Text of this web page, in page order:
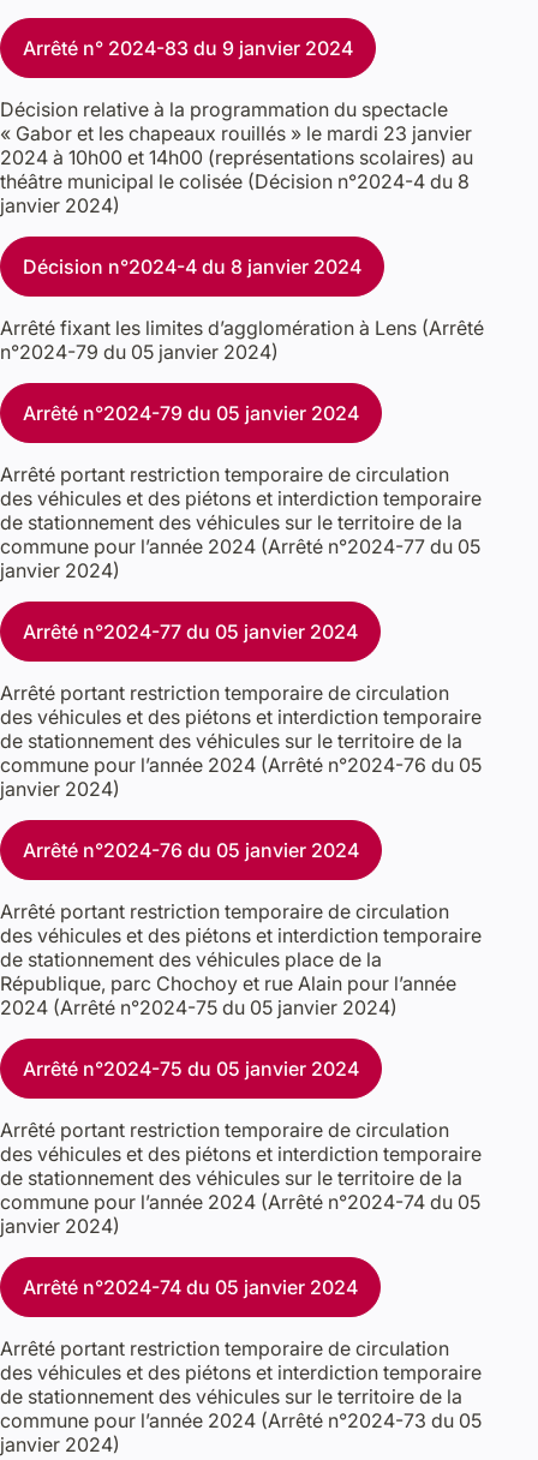
Arrêté n° 2024-83 du 9 janvier 2024
Décision relative à la programmation du spectacle
« Gabor et les chapeaux rouillés » le mardi 23 janvier
2024 à 10h00 et 14h00 (représentations scolaires) au
théâtre municipal le colisée (Décision n°2024-4 du 8
janvier 2024)
Décision n°2024-4 du 8 janvier 2024
Arrêté fixant les limites d’agglomération à Lens (Arrêté
n°2024-79 du 05 janvier 2024)
Arrêté n°2024-79 du 05 janvier 2024
Arrêté portant restriction temporaire de circulation
des véhicules et des piétons et interdiction temporaire
de stationnement des véhicules sur le territoire de la
commune pour l’année 2024 (Arrêté n°2024-77 du 05
janvier 2024)
Arrêté n°2024-77 du 05 janvier 2024
Arrêté portant restriction temporaire de circulation
des véhicules et des piétons et interdiction temporaire
de stationnement des véhicules sur le territoire de la
commune pour l’année 2024 (Arrêté n°2024-76 du 05
janvier 2024)
Arrêté n°2024-76 du 05 janvier 2024
Arrêté portant restriction temporaire de circulation
des véhicules et des piétons et interdiction temporaire
de stationnement des véhicules place de la
République, parc Chochoy et rue Alain pour l’année
2024 (Arrêté n°2024-75 du 05 janvier 2024)
Arrêté n°2024-75 du 05 janvier 2024
Arrêté portant restriction temporaire de circulation
des véhicules et des piétons et interdiction temporaire
de stationnement des véhicules sur le territoire de la
commune pour l’année 2024 (Arrêté n°2024-74 du 05
janvier 2024)
Arrêté n°2024-74 du 05 janvier 2024
Arrêté portant restriction temporaire de circulation
des véhicules et des piétons et interdiction temporaire
de stationnement des véhicules sur le territoire de la
commune pour l’année 2024 (Arrêté n°2024-73 du 05
janvier 2024)